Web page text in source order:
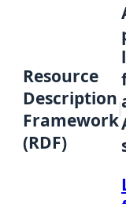
Resource
Description
Framework
(RDF)